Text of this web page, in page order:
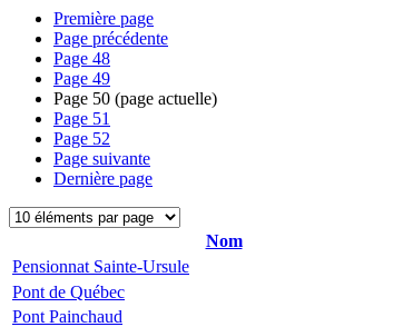
Première page
Page précédente
Page 48
Page 49
Page 50 (page actuelle)
Page 51
Page 52
Page suivante
Dernière page
Nom
Pensionnat Sainte-Ursule
Pont de Québec
Pont Painchaud